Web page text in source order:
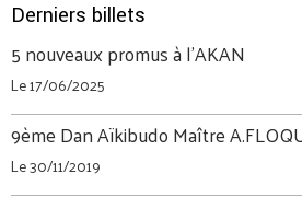
Derniers billets
5 nouveaux promus à l'AKAN
Le 17/06/2025
9ème Dan Aïkibudo Maître
Le 30/11/2019